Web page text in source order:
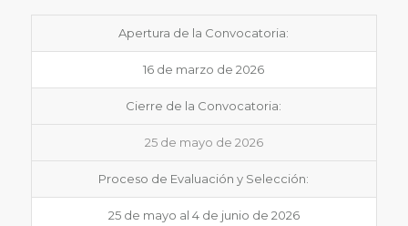
Apertura de la Convocatoria:
16 de marzo de 2026
Cierre de la Convocatoria:
25 de mayo de 2026
Proceso de Evaluación y Selección:
25 de mayo al 4 de junio de 2026